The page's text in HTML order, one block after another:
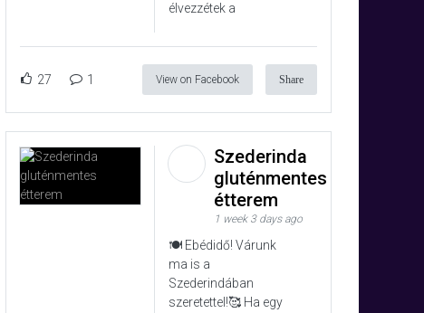
élvezzétek a
27 1 View on Facebook Share
Szederinda
gluténmentes
étterem
1 week 3 days ago
🍽️ Ebédidő! Várunk
ma is a
Szederindában
szeretettel!🥰 Ha egy